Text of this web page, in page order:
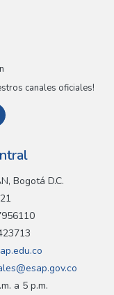
canales oficiales!
Bogotá D.C.
a 5 p.m.